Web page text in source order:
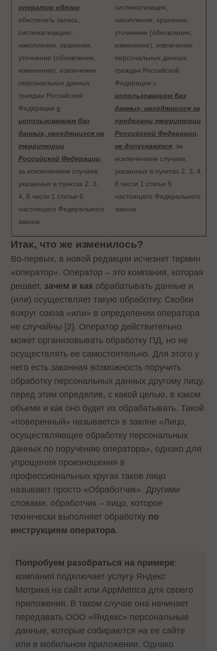
оператор обязан
обеспечить запись,
систематизацию,
накопление, хранение,
уточнение (обновление,
изменение), извлечение
персональных данных
граждан Российской
Федерации с
использованием баз
данных, находящихся на
территории
Российской Федерации
за исключением случаев,
указанных в пунктах 2, 3,
4, 8 части 1 статьи 6
настоящего Федерального
закона.
систематизация,
накопление, хранение,
уточнение (обновление,
изменение), извлечение
персональных данных
граждан Российской
Федерации с
использованием баз
данных, находящихся за
пределами территории
Российской Федерации,
не допускаются, за
исключением случаев,
указанных в пунктах 2, 3, 4,
8 части 1 статьи 6
настоящего Федерального
закона.
Итак, что же изменилось?
Во-первых, в новой редакции исчезнет термин
«оператор». Оператор – это компания, которая
решает, зачем и как обрабатывать данные и
(или) осуществляет такую обработку. Скобки
вокруг союза «или» в определении оператора
не случайны [2]. Оператор действительно
может организовывать обработку ПД, но не
осуществлять ее самостоятельно. Для этого у
него есть законная возможность поручить
обработку персональных данных другому лицу,
перед этим определив, с какой целью, в каком
объеме и как оно будет их обрабатывать. Такой
«поверенный» называется в законе «Лицо,
осуществляющее обработку персональных
данных по поручению оператора», однако для
упрощения произношения в
профессиональных кругах такое лицо
называют просто «Обработчик». Другими
словами, обработчик – лицо, которое
технически выполняет обработку по
инструкциям оператора.
Попробуем разобраться на примере:
компания подключает услугу Яндекс
Метрика на сайт или AppMetrica для своего
приложения. В таком случае она начинает
передавать ООО «Яндекс» персональные
данные, которые собираются на ее сайте
или в мобильном приложении. Однако